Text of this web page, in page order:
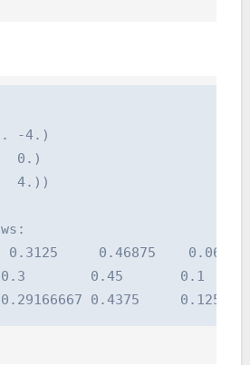
-4.)
0.)
4.))
0.3125     0.46875
0.45       0.1
0.29166667 0.4375     0.125